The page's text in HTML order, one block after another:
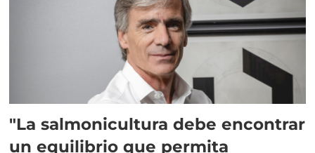
"La salmonicultura debe encontrar
un equilibrio que permita